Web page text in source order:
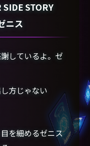
STORY
ニス
しているよ。ゼ
方じゃない
を細めるゼニス